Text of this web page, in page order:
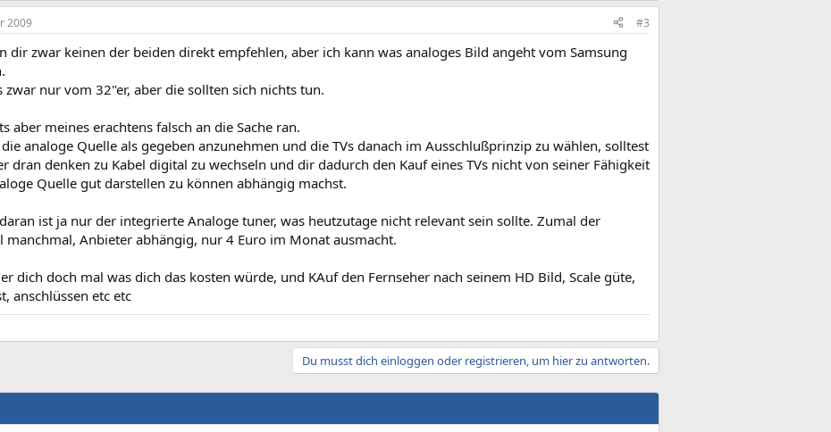
2009 #3
dir zwar keinen der beiden direkt empfehlen, aber ich kann was analoges Bild angeht vom Samsung
zwar nur vom 32"er, aber die sollten sich nichts tun.
aber meines erachtens falsch an die Sache ran.
analoge Quelle als gegeben anzunehmen und die TVs danach im Ausschlußprinzip zu wählen, solltest
dran denken zu Kabel digital zu wechseln und dir dadurch den Kauf eines TVs nicht von seiner Fähigkeit
Quelle gut darstellen zu können abhängig machst.
ist ja nur der integrierte Analoge tuner, was heutzutage nicht relevant sein sollte. Zumal der
manchmal, Anbieter abhängig, nur 4 Euro im Monat ausmacht.
dich doch mal was dich das kosten würde, und KAuf den Fernseher nach seinem HD Bild, Scale güte,
anschlüssen etc etc
Du musst dich einloggen oder registrieren, um hier zu antworten.